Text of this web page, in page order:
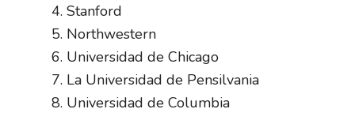
Stanford
Northwestern
Universidad de Chicago
La Universidad de Pensilvania
Universidad de Columbia